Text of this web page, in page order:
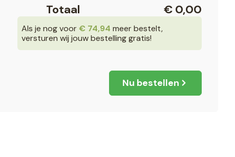
Totaal € 0,00
Als je nog voor€ 74,94 meer bestelt,
versturen wij jouw bestelling gratis!
Nu bestellen